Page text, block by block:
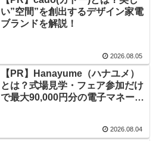
い”空間”を創出するデザイン家電
ブランドを解説！
2026.08.05
【PR】Hanayume（ハナユメ）
とは？式場見学・フェア参加だけ
で最大90,000円分の電子マネーが
2026.08.04